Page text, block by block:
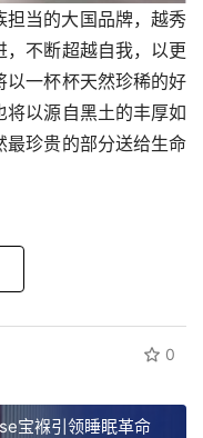
担当的大国品牌，越秀
不断超越自我，以更
以一杯杯天然珍稀的好
以源自黑土的丰厚如
最珍贵的部分送给生命
0
宝褓引领睡眠革命